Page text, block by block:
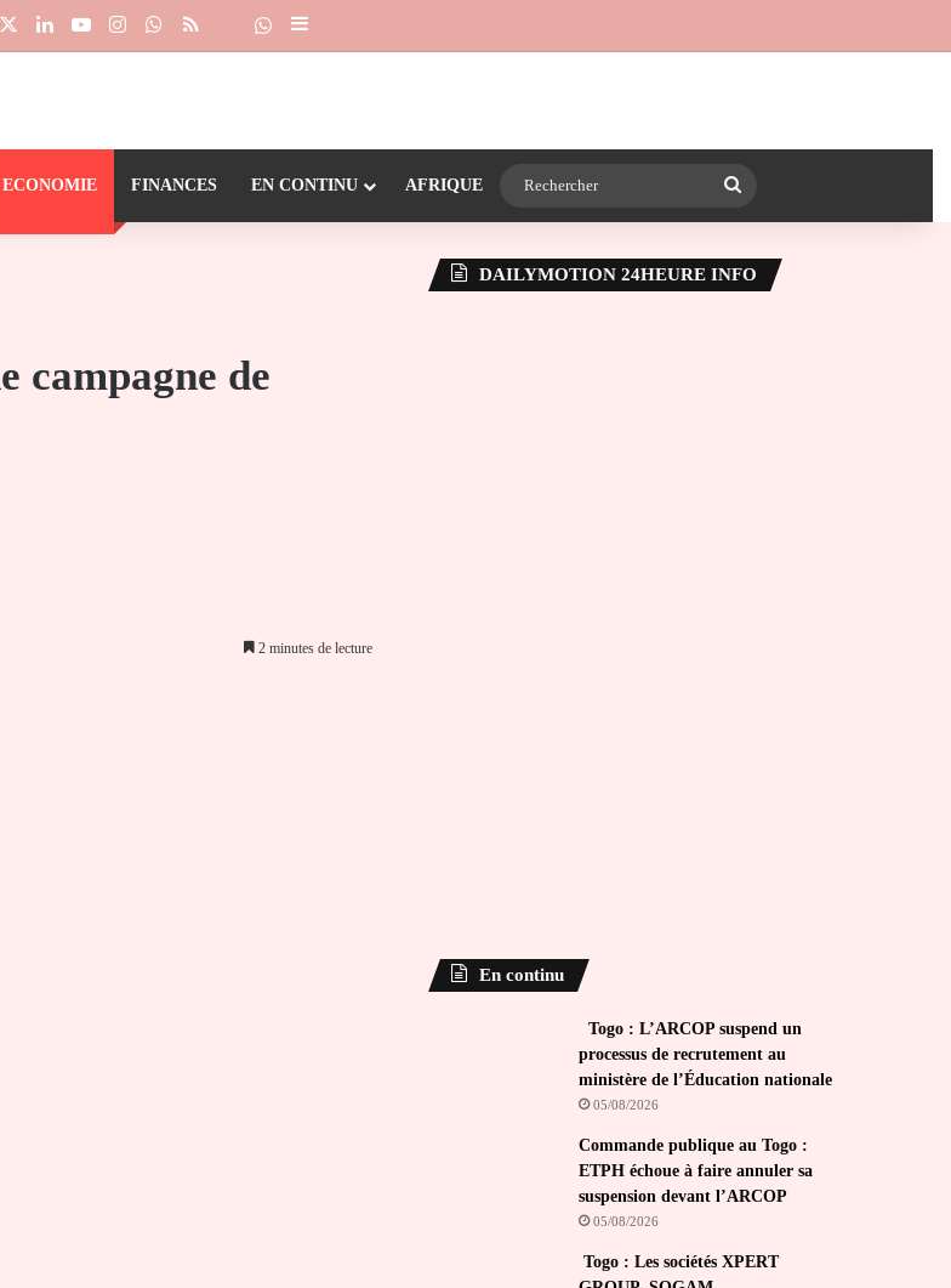
LinkedinYouTubeInstagramWhatsApp
RSS Dailymotion
Suivre la chaîne 24heureinfo sur WhatsApp
Sidebar (barre latérale)
ECONOMIE FINANCES EN CONTINU AFRIQUE
campagne de
2 minutes de lecture
DAILYMOTION 24HEURE INFO
En continu
Togo : L’ARCOP suspend un
processus de recrutement au
ministère de l’Éducation nationale
05/08/2026
Commande publique au Togo :
ETPH échoue à faire annuler sa
suspension devant l’ARCOP
05/08/2026
Togo : Les sociétés XPERT